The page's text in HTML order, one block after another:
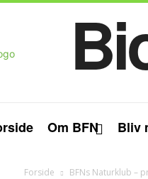
Om BFN Bliv
Forside BFNs Naturklub –